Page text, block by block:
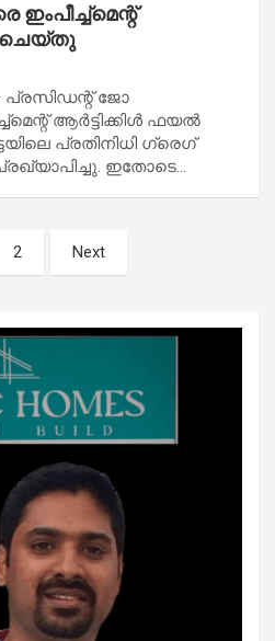
ചെയ്‌തു
പ്രസിഡന്റ് ജോ
ആർട്ടിക്കിൾ ഫയൽ
പ്രതിനിധി ഗ്രെഗ്
ഇതോടെ…
2 Next